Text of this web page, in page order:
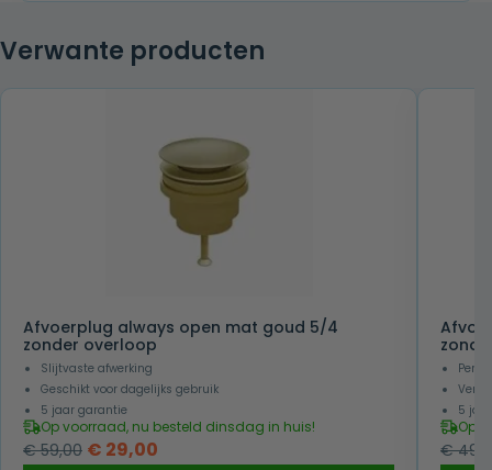
€ 45,00.
Verwante producten
Afvoerplug always open mat goud 5/4
zonder overloop
Slijtvaste afwerking
Geschikt voor dagelijks gebruik
5 jaar garantie
Op voorraad, nu besteld dinsdag in huis!
€59,00 Oorspronkelijke
€ 29,00
5
Op
€